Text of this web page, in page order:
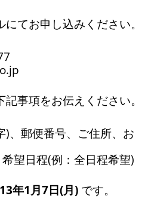
てお申し込みください。
事項をお伝えください。
)、郵便番号、ご住所、お
望日程(例：全日程希望)
年1月7日(月) です。